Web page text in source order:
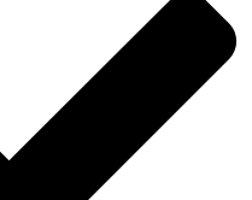
von Harald Schwiers
Schwiers